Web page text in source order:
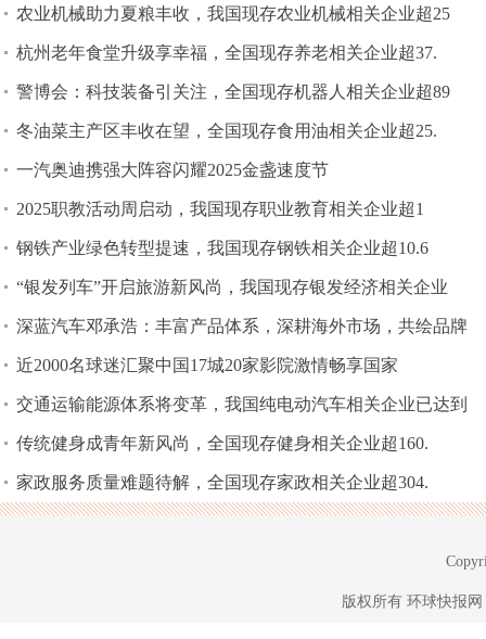
农业机械助力夏粮丰收，我国现存农业机械相关企业超25
杭州老年食堂升级享幸福，全国现存养老相关企业超37.
警博会：科技装备引关注，全国现存机器人相关企业超89
冬油菜主产区丰收在望，全国现存食用油相关企业超25.
一汽奥迪携强大阵容闪耀2025金盏速度节
2025职教活动周启动，我国现存职业教育相关企业超1
钢铁产业绿色转型提速，我国现存钢铁相关企业超10.6
“银发列车”开启旅游新风尚，我国现存银发经济相关企业
深蓝汽车邓承浩：丰富产品体系，深耕海外市场，共绘品牌
近2000名球迷汇聚中国17城20家影院激情畅享国家
交通运输能源体系将变革，我国纯电动汽车相关企业已达到
传统健身成青年新风尚，全国现存健身相关企业超160.
家政服务质量难题待解，全国现存家政相关企业超304.
版权所有 环球快报网